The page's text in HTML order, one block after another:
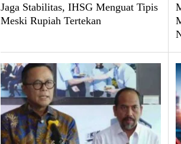
Jaga Stabilitas, IHSG Menguat Tipis
Meski Rupiah Tertekan